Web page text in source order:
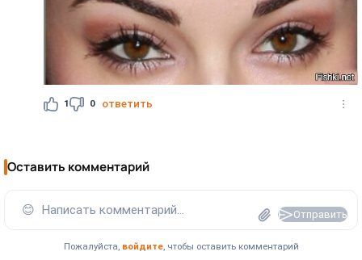
1 0 ответить
Оставить комментарий
😊 Написать комментарий... Отправить
Пожалуйста, войдите, чтобы оставить комментарий